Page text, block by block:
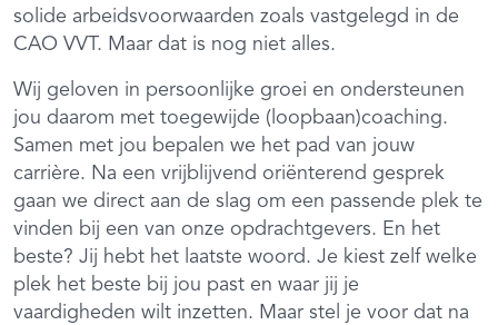
solide arbeidsvoorwaarden zoals vastgelegd in de
CAO VVT. Maar dat is nog niet alles.
Wij geloven in persoonlijke groei en ondersteunen
jou daarom met toegewijde (loopbaan)coaching.
Samen met jou bepalen we het pad van jouw
carrière. Na een vrijblijvend oriënterend gesprek
gaan we direct aan de slag om een passende plek te
vinden bij een van onze opdrachtgevers. En het
beste? Jij hebt het laatste woord. Je kiest zelf welke
plek het beste bij jou past en waar jij je
vaardigheden wilt inzetten. Maar stel je voor dat na